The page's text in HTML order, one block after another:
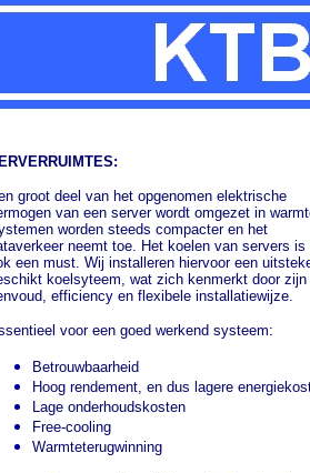
groot deel van het opgenomen elektrische
van een server wordt omgezet in
worden steeds compacter en het
neemt toe. Het koelen van servers is
een must. Wij installeren hiervoor een
koelsyteem, wat zich kenmerkt door zijn
efficiency en flexibele installatiewijze.
voor een goed werkend systeem:
Betrouwbaarheid
Hoog rendement, en dus lagere
Lage onderhoudskosten
Free-cooling
Warmteterugwinning